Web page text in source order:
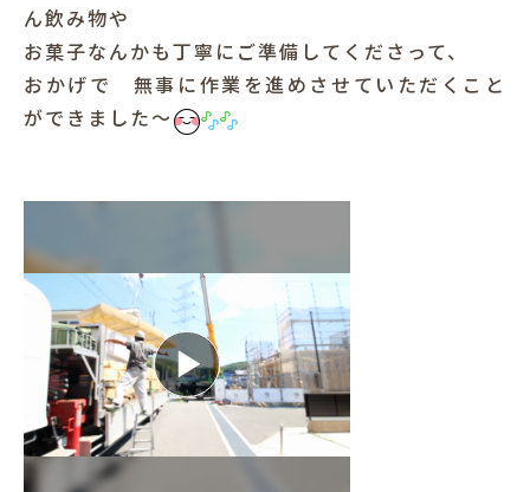
ん飲み物や
お菓子なんかも丁寧にご準備してくださって、
おかげで 無事に作業を進めさせていただくこと
ができました～